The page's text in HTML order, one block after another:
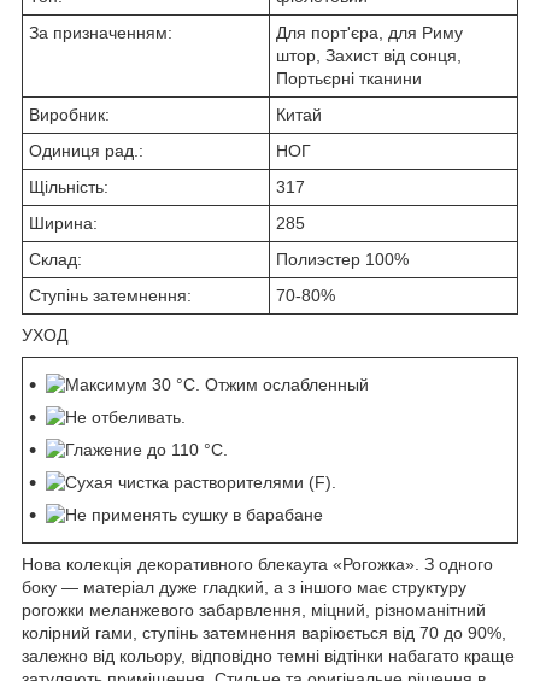
За призначенням:
Для порт'єра, для Риму
штор, Захист від сонця,
Портьєрні тканини
Виробник:
Китай
Одиниця рад.:
НОГ
Щільність:
317
Ширина:
285
Склад:
Полиэстер 100%
Ступінь затемнення:
70-80%
УХОД
Нова колекція декоративного блекаута «Рогожка». З одного
боку — матеріал дуже гладкий, а з іншого має структуру
рогожки меланжевого забарвлення, міцний, різноманітний
колірний гами, ступінь затемнення варіюється від 70 до 90%,
залежно від кольору, відповідно темні відтінки набагато краще